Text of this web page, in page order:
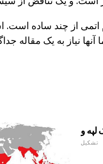
از چند ساده است.
آنها نیاز به یک مقاله
تشکیل